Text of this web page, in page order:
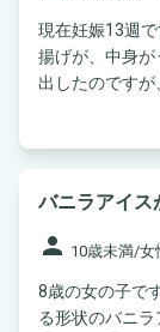
現在妊娠13週
揚げが、中身が
出したのですが
バニラアイス
person 10歳未満/女
8歳の女の子です。 じーじが溶けても再度固まれば
る形状のバニ